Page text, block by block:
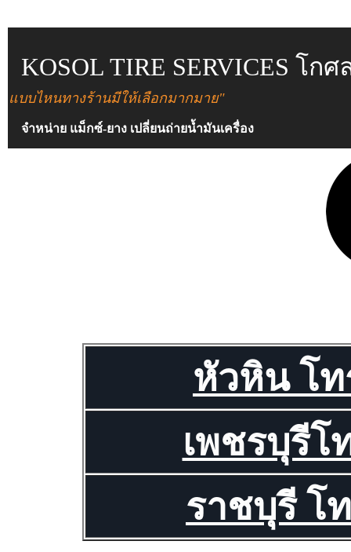
KOSOL TIRE SERVICES โ
แบบไหนทางร้านมีให้เลือกมากมาย"
จำหน่าย แม็กซ์-ยาง เปลี่ยนถ่ายน้ำมันเครื่อง
หัวหิน โท
เพชรบุรีโ
ราชบุรี โท